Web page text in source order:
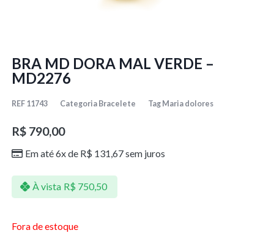
BRA MD DORA MAL VERDE –
MD2276
REF 11743 Categoria Bracelete Tag Maria dolores
R$790,00
Em até 6x de R$ 131,67sem juros
À vista R$ 750,50
Fora de estoque